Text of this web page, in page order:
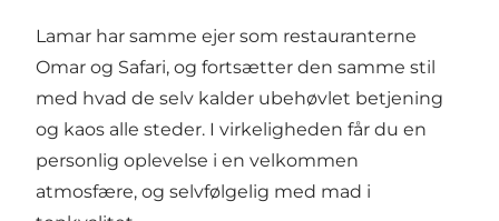
Lamar har samme ejer som restauranterne
Omar og Safari, og fortsætter den samme stil
med hvad de selv kalder ubehøvlet betjening
og kaos alle steder. I virkeligheden får du en
personlig oplevelse i en velkommen
atmosfære, og selvfølgelig med mad i